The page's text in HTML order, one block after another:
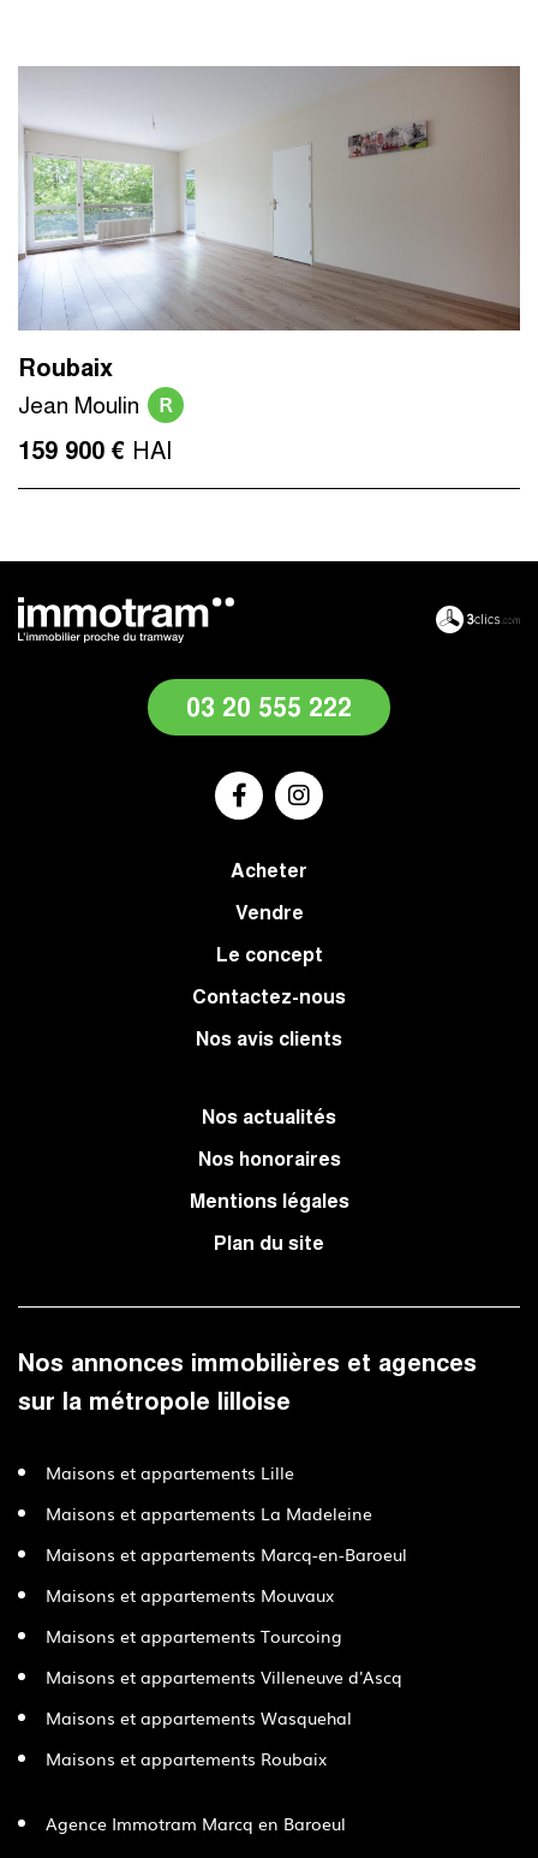
Roubaix
Jean Moulin R
159 900 € HAI
03 20 555 222
Acheter
Vendre
Le concept
Contactez-nous
Nos avis clients
Nos actualités
Nos honoraires
Mentions légales
Plan du site
Nos annonces immobilières et agences
sur la métropole lilloise
Maisons et appartements Lille
Maisons et appartements La Madeleine
Maisons et appartements Marcq-en-Baroeul
Maisons et appartements Mouvaux
Maisons et appartements Tourcoing
Maisons et appartements Villeneuve d'Ascq
Maisons et appartements Wasquehal
Maisons et appartements Roubaix
Agence Immotram Marcq en Baroeul